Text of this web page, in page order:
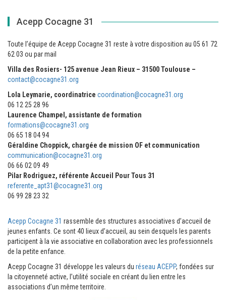
Acepp Cocagne 31
Toute l’équipe de Acepp Cocagne 31 reste à votre disposition au 05 61 72
62 03 ou par mail
Villa des Rosiers- 125 avenue Jean Rieux – 31500 Toulouse –
contact@cocagne31.org
Lola Leymarie, coordinatrice coordination@cocagne31.org
06 12 25 28 96
Laurence Champel, assistante de formation
formations@cocagne31.org
06 65 18 04 94
Géraldine Choppick, chargée de mission OF et communication
communication@cocagne31.org
06 66 02 09 49
Pilar Rodriguez, référente Accueil Pour Tous 31
referente_apt31@cocagne31.org
06 99 28 23 32
Acepp Cocagne 31 rassemble des structures associatives d’accueil de
jeunes enfants. Ce sont 40 lieux d’accueil, au sein desquels les parents
participent à la vie associative en collaboration avec les professionnels
de la petite enfance.
Acepp Cocagne 31 développe les valeurs du réseau ACEPP, fondées sur
la citoyenneté active, l’utilité sociale en créant du lien entre les
associations d’un même territoire.